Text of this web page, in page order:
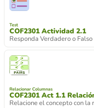
Test
COF2301 Actividad 2.1
Responda Verdadero o
Relacionar Columnas
COF2301 Act 1.1
Relacione el concepto con la